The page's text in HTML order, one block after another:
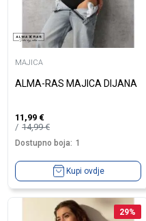
MAJICA
ALMA-RAS MAJICA DIJANA
11,99 €
14,99€
Dostupno boja: 1
Kupi ovdje
29%